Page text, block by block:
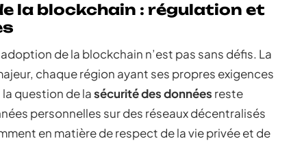
la blockchain : régulation et
de la blockchain n’est pas sans défis. La
chaque région ayant ses propres exigences
question de lasécurité des données reste
personnelles sur des réseaux décentralisés
en matière de respect de la vie privée et de